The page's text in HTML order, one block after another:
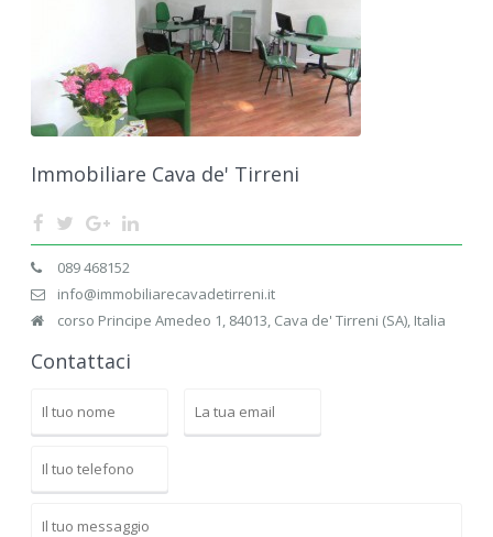
Immobiliare Cava de' Tirreni
089 468152
info@immobiliarecavadetirreni.it
corso Principe Amedeo 1, 84013, Cava de' Tirreni (SA), Italia
Contattaci